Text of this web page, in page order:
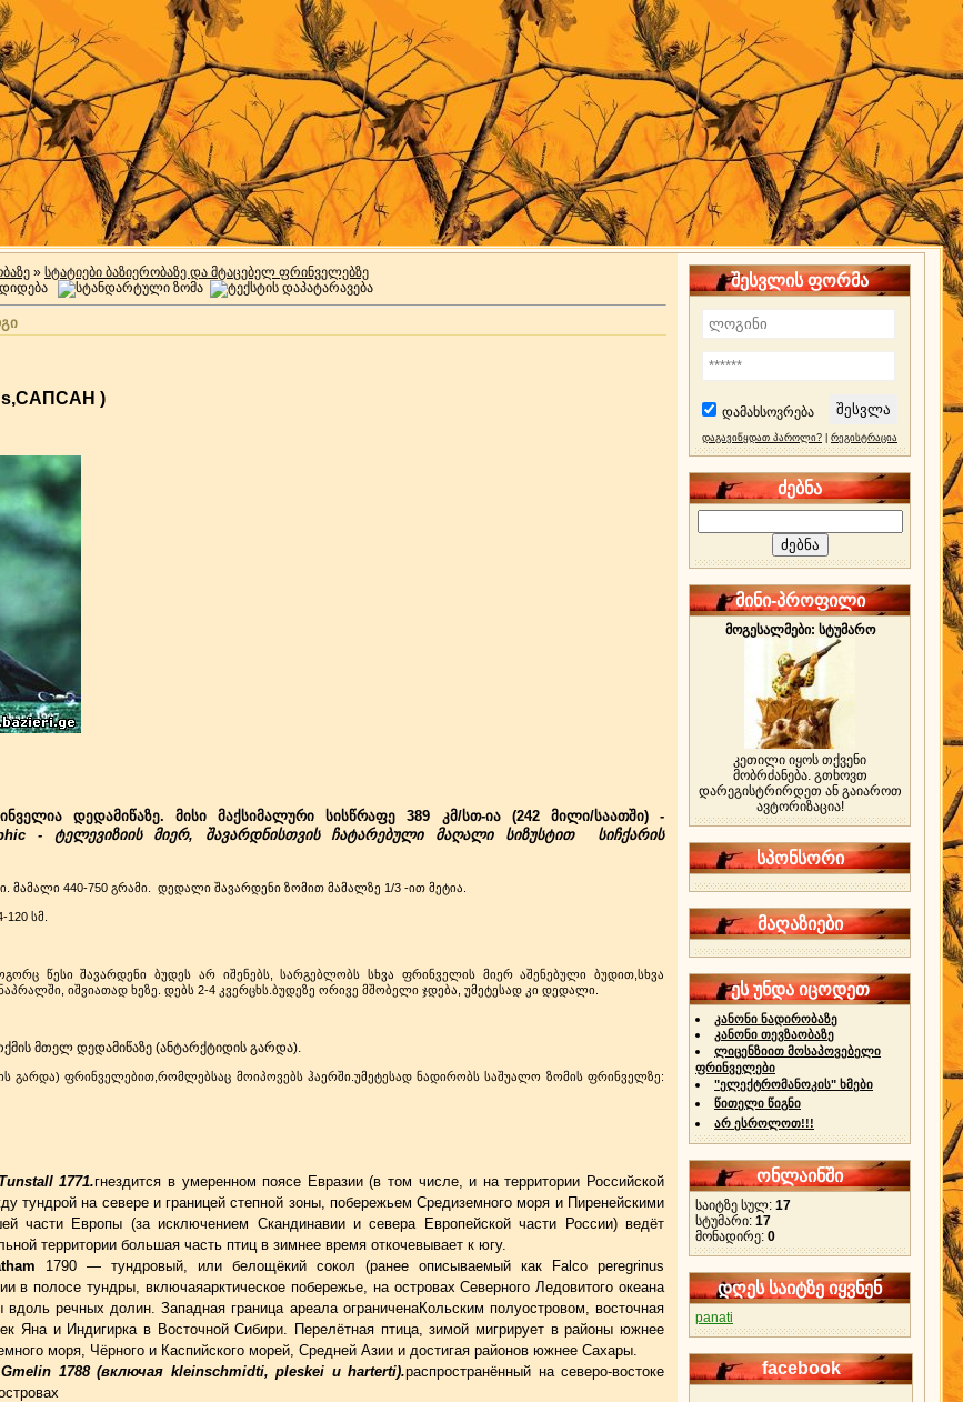
» სტატიები ბაზიერობაზე და მტაცებელ ფრინველებზე
)
დედამიწაზე. მისი მაქსიმალური სისწრაფე 389 კმ/სთ-ია (242 მილი/საათში) -
- ტელევიზიის მიერ, შავარდნისთვის ჩატარებული მაღალი სიზუსტით სიჩქარის
მამალი 440-750 გრამი. დედალი შავარდენი ზომით მამალზე 1/3 -ით მეტია.
სმ.
წესი შავარდენი ბუდეს არ იშენებს, სარგებლობს სხვა ფრინველის მიერ აშენებული ბუდით,სხვა
იშვიათად ხეზე. დებს 2-4 კვერცხს.ბუდეზე ორივე მშობელი ჯდება, უმეტესად კი დედალი.
მთელ დედამიწაზე (ანტარქტიდის გარდა).
გარდა) ფრინველებით,რომლებსაც მოიპოვებს ჰაერში.უმეტესად ნადირობს საშუალო ზომის ფრინველზე:
1771.гнездится в умеренном поясе Евразии (в том числе, и на территории Российской
тундрой на севере и границей степной зоны, побережьем Средиземного моря и Пиренейскими
части Европы (за исключением Скандинавии и севера Европейской части России) ведёт
территории большая часть птиц в зимнее время откочевывает к югу.
1790 — тундровый, или белощёкий сокол (ранее описываемый как Falco peregrinus
в полосе тундры, включаяарктическое побережье, на островах Северного Ледовитого океана
речных долин. Западная граница ареала ограниченаКольским полуостровом, восточная
Яна и Индигирка в Восточной Сибири. Перелётная птица, зимой мигрирует в районы южнее
моря, Чёрного и Каспийского морей, Средней Азии и достигая районов южнее Сахары.
1788 (включая kleinschmidti, pleskei и harterti).распространённый на северо-востоке
შესვლის ფორმა
დამახსოვრება
დაგავიწყდათ პაროლი? რეგისტრაცია
ძებნა
მინი-პროფილი
მოგესალმები: სტუმარო
კეთილი იყოს თქვენი
მობრძანება. გთხოვთ
დარეგისტრირდეთ ან გაიაროთ
ავტორიზაცია!
სპონსორი
მაღაზიები
ეს უნდა იცოდეთ
კანონი ნადირობაზე
კანონი თევზაობაზე
ლიცენზიით მოსაპოვებელი
ფრინველები
"ელექტრომანოკის" ხმები
წითელი წიგნი
არ ესროლოთ!!!
ონლაინში
საიტზე სულ: 17
სტუმარი: 17
მონადირე: 0
დღეს საიტზე იყვნენ
panati
facebook